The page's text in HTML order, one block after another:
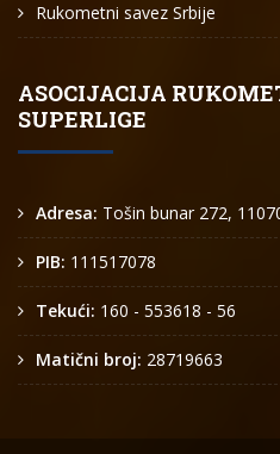
Rukometni savez Srbije
ASOCIJACIJA
SUPERLIGE
Adresa: Tošin bunar 272,
PIB: 111517078
Tekući: 160 - 553618 - 56
Matični broj: 28719663